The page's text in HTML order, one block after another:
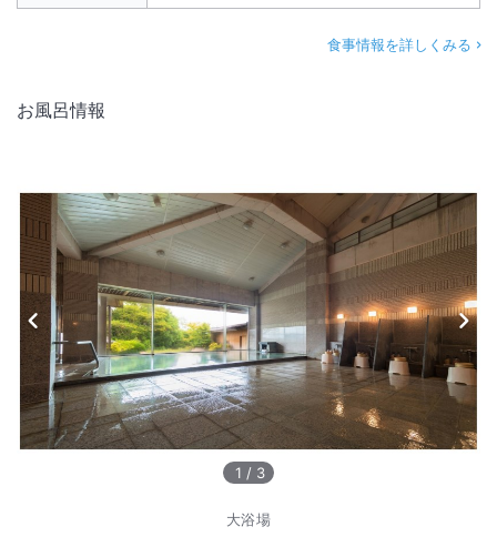
食事情報を詳しくみる
お風呂情報
1 / 3
大浴場